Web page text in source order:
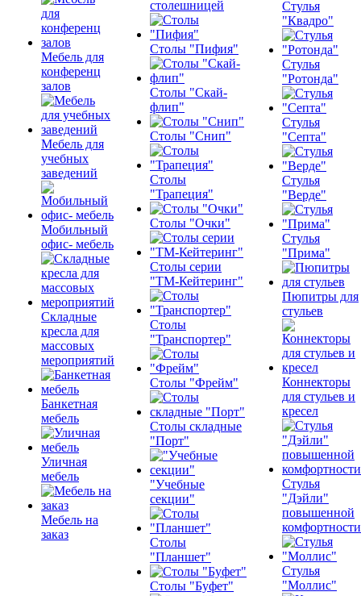
Мебель для
конференц
залов
Мебель для
учебных
заведений
Мобильный
офис- мебель
Складные
кресла для
массовых
мероприятий
Банкетная
мебель
Уличная
мебель
Мебель на
заказ
столешницей
Столы "Пифия"
Столы "Скай-
флип"
Столы "Снип"
Столы
"Трапеция"
Столы "Очки"
Столы серии
"ТМ-Кейтеринг"
Столы
"Транспортер"
Столы "Фрейм"
Столы складные
"Порт"
"Учебные
секции"
Столы
"Планшет"
Столы "Буфет"
Стулья
"Квадро"
Стулья
"Ротонда"
Стулья
"Септа"
Стулья
"Верде"
Стулья
"Прима"
Пюпитры для
стульев
Коннекторы
для стульев и
кресел
Стулья
"Дэйли"
повышенной
комфортности
Стулья
"Моллис"